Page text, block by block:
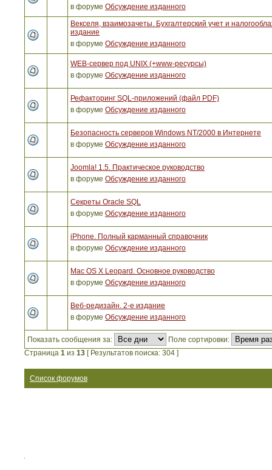
в форуме Обсуждение изданного
Векселя, взаимозачеты. Бухгалтерский учет и
издание
в форуме Обсуждение изданного
WEB-сервер под UNIX (+www-ресурсы)
в форуме Обсуждение изданного
Рефакторинг SQL-приложений (файл PDF)
в форуме Обсуждение изданного
Безопасность серверов Windows NT/2000 в Интернете
в форуме Обсуждение изданного
Joomla! 1.5. Практическое руководство
в форуме Обсуждение изданного
Секреты Oracle SQL
в форуме Обсуждение изданного
iPhone. Полный карманный справочник
в форуме Обсуждение изданного
Mac OS X Leopard. Основное руководство
в форуме Обсуждение изданного
Веб-редизайн. 2-е издание
в форуме Обсуждение изданного
Показать сообщения за:
Поле сортировки:
Страница 1 из 13 [ Результатов поиска: 304 ]
Список форумов